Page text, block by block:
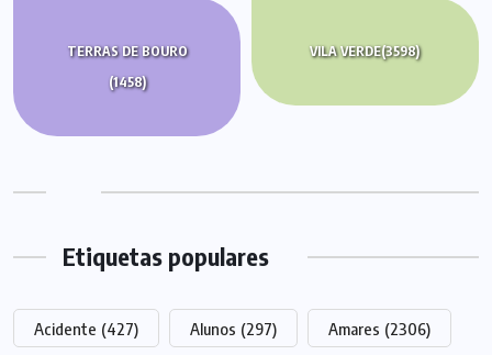
TERRAS DE BOURO
(1458)
VILA VERDE(3598)
Etiquetas populares
Acidente (427) Alunos (297) Amares (2306)